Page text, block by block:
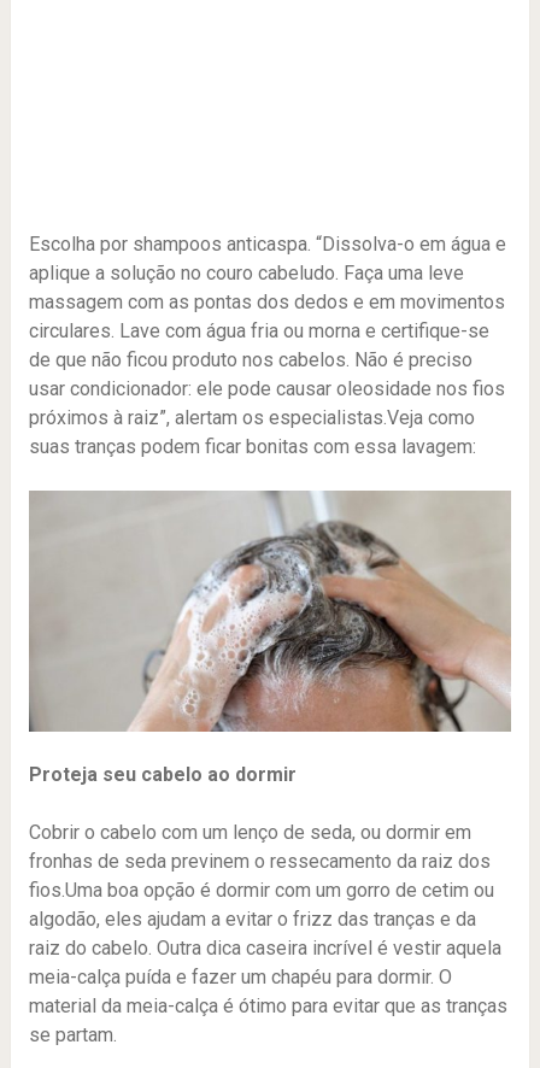
Escolha por shampoos anticaspa. “Dissolva-o em água e
aplique a solução no couro cabeludo. Faça uma leve
massagem com as pontas dos dedos e em movimentos
circulares. Lave com água fria ou morna e certifique-se
de que não ficou produto nos cabelos. Não é preciso
usar condicionador: ele pode causar oleosidade nos fios
próximos à raiz”, alertam os especialistas.Veja como
suas tranças podem ficar bonitas com essa lavagem:
Proteja seu cabelo ao dormir
Cobrir o cabelo com um lenço de seda, ou dormir em
fronhas de seda previnem o ressecamento da raiz dos
fios.Uma boa opção é dormir com um gorro de cetim ou
algodão, eles ajudam a evitar o frizz das tranças e da
raiz do cabelo. Outra dica caseira incrível é vestir aquela
meia-calça puída e fazer um chapéu para dormir. O
material da meia-calça é ótimo para evitar que as tranças
se partam.